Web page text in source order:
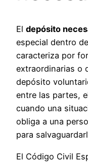
El depósito
especial dentro
caracteriza por
extraordinarias o
depósito
entre las partes,
cuando una
obliga a una
para
El Código Civil